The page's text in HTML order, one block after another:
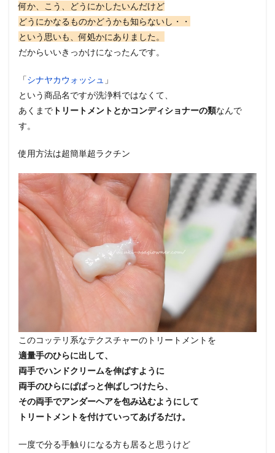
何か、こう、どうにかしたいんだけど
どうにかなるものかどうかも知らないし・・
という思いも、何処かにありました。
だからいいきっかけになったんです。
「シナヤカウォッシュ 」
という商品名ですが洗浄料ではなくて、
あくまで トリートメントとかコンディショナーの類なんで
す。
使用方法は超簡単超ラクチン
このコッテリ系なテクスチャーのトリートメントを
適量手のひらに出して、
両手でハンドクリームを伸ばすように
両手のひらにぱぱっと伸ばしつけたら、
その両手でアンダーヘアを包み込むようにして
トリートメントを付けていってあげるだけ。
一度で分る手触りになる方も居ると思うけど